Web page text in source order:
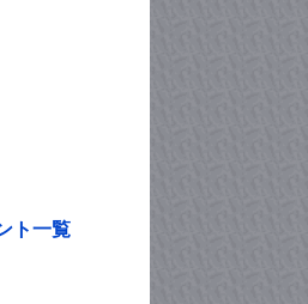
ト一覧